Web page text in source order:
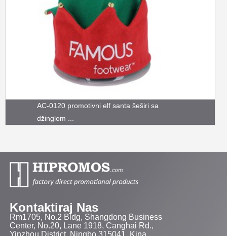
AC-0120 promotivni elf santa šeširi sa
džinglom ...
Kontaktiraj Nas
Rm1705, No.2 Bldg, Shangdong Business
Center, No.20, Lane 1918, Canghai Rd.,